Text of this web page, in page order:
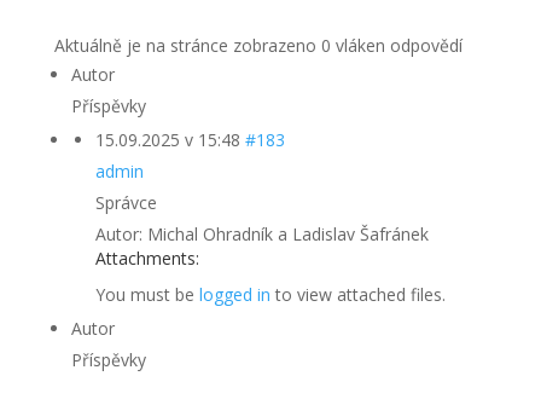
Aktuálně je na stránce zobrazeno 0 vláken odpovědí
Autor
Příspěvky
15.09.2025 v 15:48 #183
admin
Správce
Autor: Michal Ohradník a Ladislav Šafránek
Attachments:
You must be logged in to view attached files.
Autor
Příspěvky